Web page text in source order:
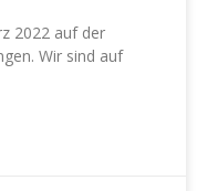
2022 auf der
Wir sind auf